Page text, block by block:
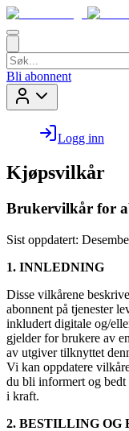
Bli abonnent
Logg inn
Kjøpsvilkår
Brukervilkår for
Sist oppdatert:
1. INNLEDNING
Disse vilkårene
abonnent på tjenester
inkludert digitale og/
gjelder for brukere av
av utgiver tilknyttet
Vi kan oppdatere
du bli informert og bedt
i kraft.
2. BESTILLING OG